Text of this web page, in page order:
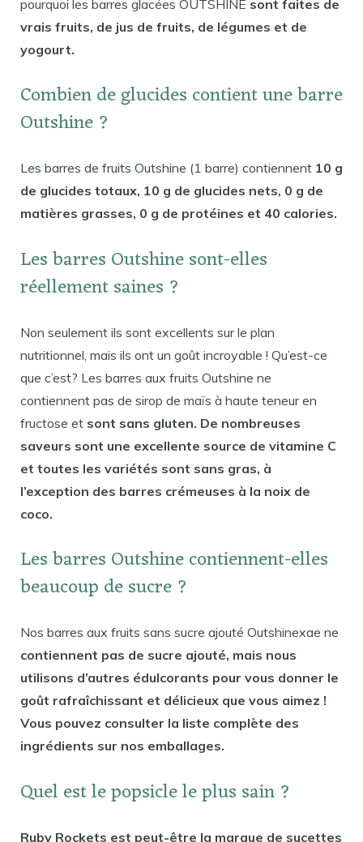
pourquoi les barres glacées OUTSHINE sont faites de
vrais fruits, de jus de fruits, de légumes et de
yogourt.
Combien de glucides contient une barre
Outshine ?
Les barres de fruits Outshine (1 barre) contiennent 10 g
de glucides totaux, 10 g de glucides nets, 0 g de
matières grasses, 0 g de protéines et 40 calories.
Les barres Outshine sont-elles
réellement saines ?
Non seulement ils sont excellents sur le plan
nutritionnel, mais ils ont un goût incroyable ! Qu’est-ce
que c’est? Les barres aux fruits Outshine ne
contiennent pas de sirop de maïs à haute teneur en
fructose et sont sans gluten. De nombreuses
saveurs sont une excellente source de vitamine C
et toutes les variétés sont sans gras, à
l’exception des barres crémeuses à la noix de
coco.
Les barres Outshine contiennent-elles
beaucoup de sucre ?
Nos barres aux fruits sans sucre ajouté Outshinexae ne
contiennent pas de sucre ajouté, mais nous
utilisons d’autres édulcorants pour vous donner le
goût rafraîchissant et délicieux que vous aimez !
Vous pouvez consulter la liste complète des
ingrédients sur nos emballages.
Quel est le popsicle le plus sain ?
Ruby Rockets est peut-être la marque de sucettes